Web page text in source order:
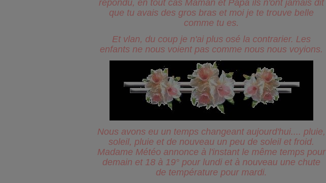
répondu, en tout cas Maman et Papa ils n'ont jamais dit
que tu avais des gros bras et moi je te trouve belle
comme tu es.
Et vlan, du coup je n'ai plus osé la contrarier. Les
enfants ne nous voient pas comme nous nous voyions.
Nous avons eu un temps changeant aujourd'hui.... pluie,
soleil, pluie et de nouveau un peu de soleil et froid.
Madame Météo annonce à l'instant le même temps pour
demain et 18 à 19° pour lundi et à nouveau une chute
de température pour mardi.